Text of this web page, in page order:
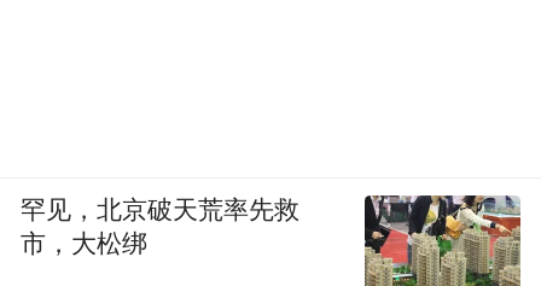
罕见，北京破天荒率先救
市，大松绑